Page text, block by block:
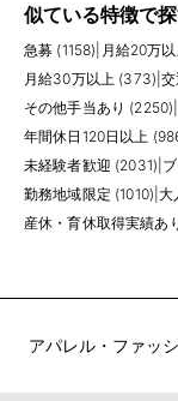
似ている特徴で
急募 (1158) 月給20万
月給30万以上 (373) |
その他手当あり (2250)
年間休日120日以上
未経験者歓迎 (2031)
勤務地域限定 (1010) |大
産休・育休取得実績あ
アパレル・ファッ